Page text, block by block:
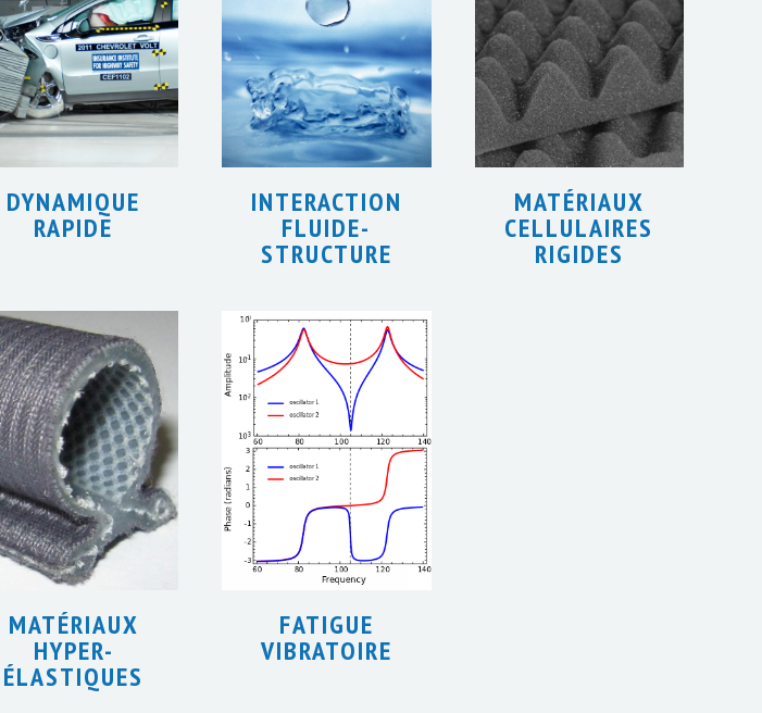
DYNAMIQUE
RAPIDE
INTERACTION
FLUIDE-
STRUCTURE
MATÉRIAUX
CELLULAIRES
RIGIDES
MATÉRIAUX
HYPER-
ÉLASTIQUES
FATIGUE
VIBRATOIRE